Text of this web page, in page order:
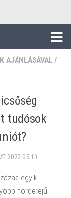
AJÁNLÁSÁVAL /
tudósok
2022.05.10.
egyik
horderejű